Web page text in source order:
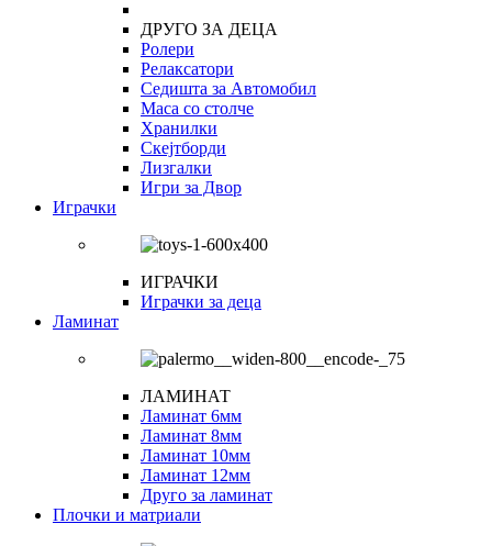
ДРУГО ЗА ДЕЦА
Ролери
Релаксатори
Седишта за Автомобил
Маса со столче
Хранилки
Скејтборди
Лизгалки
Игри за Двор
Играчки
ИГРАЧКИ
Играчки за деца
Ламинат
ЛАМИНАТ
Ламинат 6мм
Ламинат 8мм
Ламинат 10мм
Ламинат 12мм
Друго за ламинат
Плочки и матриали